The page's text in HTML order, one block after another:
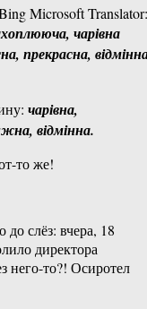
Microsoft Translator:
чарівна
прекрасна,
чарівна,
відмінна.
то же!
слёз: вчера, 18
директора
него-то?! Осиротел